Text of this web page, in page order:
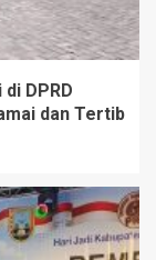
DPRD
dan Tertib